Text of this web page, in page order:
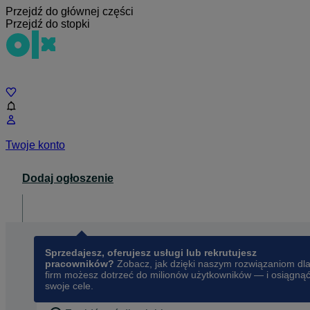
Przejdź do głównej części
Przejdź do stopki
Twoje konto
Dodaj ogłoszenie
Sprzedajesz, oferujesz usługi lub rekrutujesz
pracowników? Zobacz, jak dzięki naszym rozwiązaniom dla
firm możesz dotrzeć do milionów użytkowników — i osiągnąć
swoje cele.